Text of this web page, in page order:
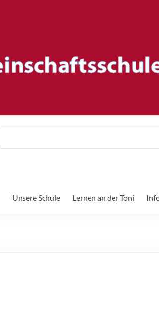
Unsere Schule Lernen an der Toni